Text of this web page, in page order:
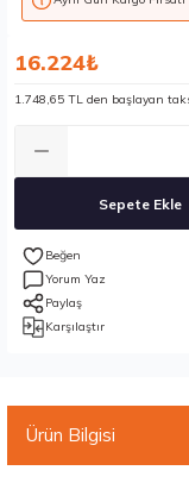
16.224₺
1.748,65 TL den başlayan
Sepete Ekle
Yorum Yaz
Paylaş
Karşılaştır
Ürün Bilgisi